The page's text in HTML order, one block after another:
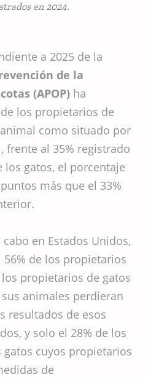
en 2024.
a 2025 de la
de la
(APOP) ha
los propietarios de
como situado por
frente al 35% registrado
los gatos, el porcentaje
más que el 33%
en Estados Unidos,
de los propietarios
propietarios de gatos
animales perdieran
resultados de esos
y solo el 28% de los
gatos cuyos propietarios
de